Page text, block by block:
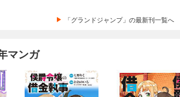
「グランドジャンプ」の最新刊一覧へ
マンガ